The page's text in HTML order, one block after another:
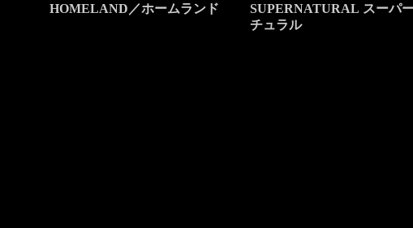
HOMELAND／ホームランド
SUPERNATURAL スーパ
チュラル